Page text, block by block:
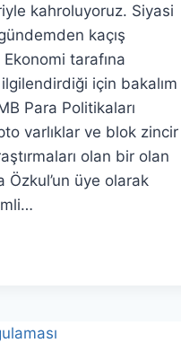
kahroluyoruz. Siyasi
kaçış
tarafına
için bakalım
Para Politikaları
varlıklar ve blok zincir
olan bir olan
Özkul’un üye olarak